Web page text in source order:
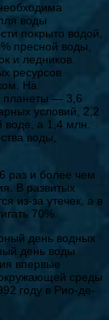
воды
покрыто водой,
пресной воды,
и ледников.
ресурсов
На
планеты — 3,6
условий, 2,2
воде, а 1,4 млн.
воды,
раз и более чем
В развитых
из-за утечек, а в
70%.
день водных
день воды
впервые
среды
году в Рио-де-